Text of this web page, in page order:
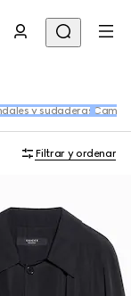
y sudaderas
Filtrar y ordenar